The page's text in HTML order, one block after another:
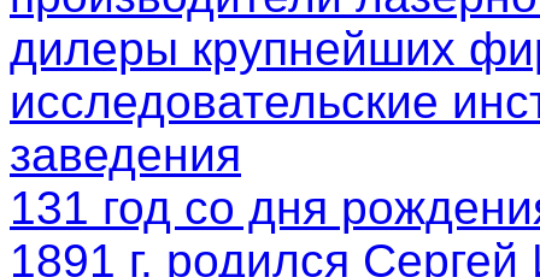
дилеры крупнейших
исследовательские
заведения
131 год со дня
1891 г. родился